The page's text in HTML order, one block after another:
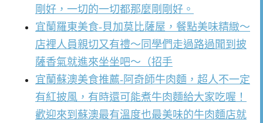
剛好，一切的一切都那麼剛剛好。
宜蘭羅東美食-貝加莫比薩屋，餐點美味精緻～
店裡人員親切又有禮～同學們走過路過聞到披
薩香氣就進來坐坐吧～（招手
宜蘭蘇澳美食推薦-阿奇師牛肉麵，超人不一定
有紅披風，有時還可能煮牛肉麵給大家吃喔！
歡迎來到蘇澳最有溫度也最美味的牛肉麵店就